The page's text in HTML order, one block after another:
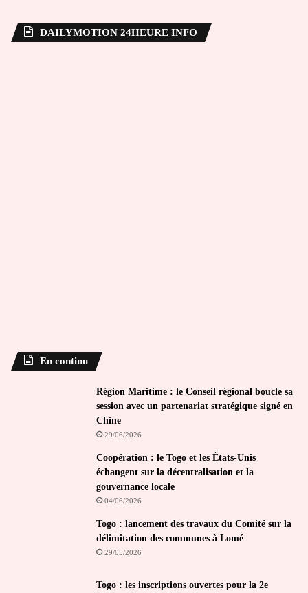
DAILYMOTION 24HEURE INFO
En continu
Région Maritime : le Conseil régional boucle sa
session avec un partenariat stratégique signé en
Chine
29/06/2026
Coopération : le Togo et les États-Unis
échangent sur la décentralisation et la
gouvernance locale
04/06/2026
Togo : lancement des travaux du Comité sur la
délimitation des communes à Lomé
29/05/2026
Togo : les inscriptions ouvertes pour la 2e